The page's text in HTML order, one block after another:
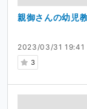
2023/03/31 19:41
3
親御さんの幼児